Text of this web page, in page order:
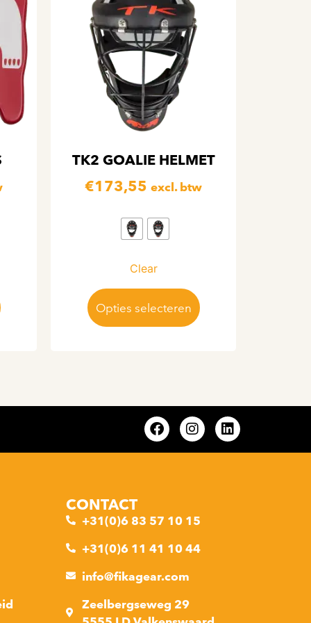
TK2 GOALIE HELMET
€173,55 excl. btw
Clear
Opties selecteren
CONTACT
+31(0)6 83 57 10 15
+31(0)6 11 41 10 44
info@fikagear.com
Zeelbergseweg 29